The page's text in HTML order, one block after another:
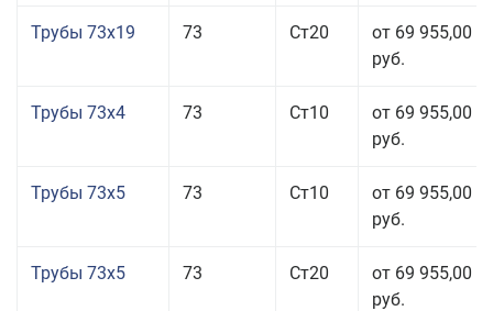
Трубы 73x19 73 Ст20
от 69 955,00
руб.
Трубы 73x4 73 Ст10
от 69 955,00
руб.
Трубы 73x5 73 Ст10
от 69 955,00
руб.
Трубы 73x5 73 Ст20
от 69 955,00
руб.